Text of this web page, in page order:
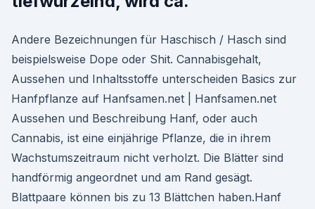
Andere Bezeichnungen für Haschisch / Hasch sind
beispielsweise Dope oder Shit. Cannabisgehalt,
Aussehen und Inhaltsstoffe unterscheiden Basics zur
Hanfpflanze auf Hanfsamen.net | Hanfsamen.net
Aussehen und Beschreibung Hanf, oder auch
Cannabis, ist eine einjährige Pflanze, die in ihrem
Wachstumszeitraum nicht verholzt. Die Blätter sind
handförmig angeordnet und am Rand gesägt.
Blattpaare können bis zu 13 Blättchen haben.Hanf